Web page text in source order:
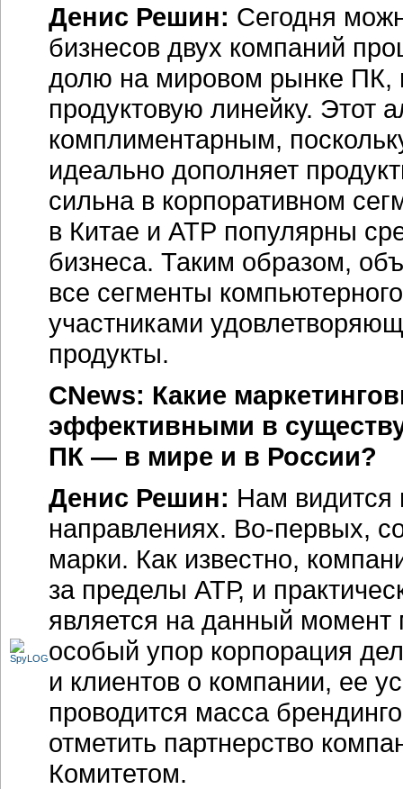
Денис Решин: Сегодня
бизнесов двух компаний
долю на мировом рынке
продуктовую линейку. Этот
комплиментарным,
идеально дополняет
сильна в корпоративном
в Китае и АТР популярны
бизнеса. Таким образом,
все сегменты
участниками
продукты.
CNews: Какие
эффективными в
ПК — в мире и в России?
Денис Решин: Нам видится
направлениях. Во-первых,
марки. Как известно,
за пределы АТР, и
является на данный
особый упор корпорация
и клиентов о компании, ее
проводится масса
отметить партнерство
Комитетом.